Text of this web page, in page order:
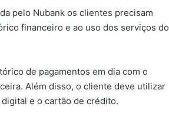
pelo Nubank os clientes precisam
financeiro e ao uso dos serviços do
de pagamentos em dia com o
Além disso, o cliente deve utilizar
e o cartão de crédito.